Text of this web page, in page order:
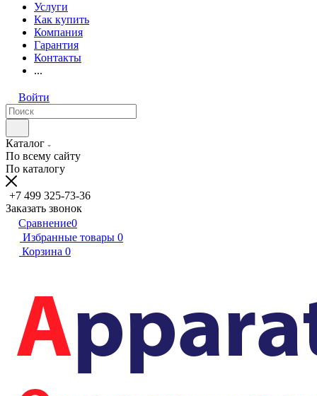
Услуги
Как купить
Компания
Гарантия
Контакты
...
Войти
Каталог
По всему сайту
По каталогу
+7 499 325-73-36
Заказать звонок
Сравнение0
Избранные товары 0
Корзина 0